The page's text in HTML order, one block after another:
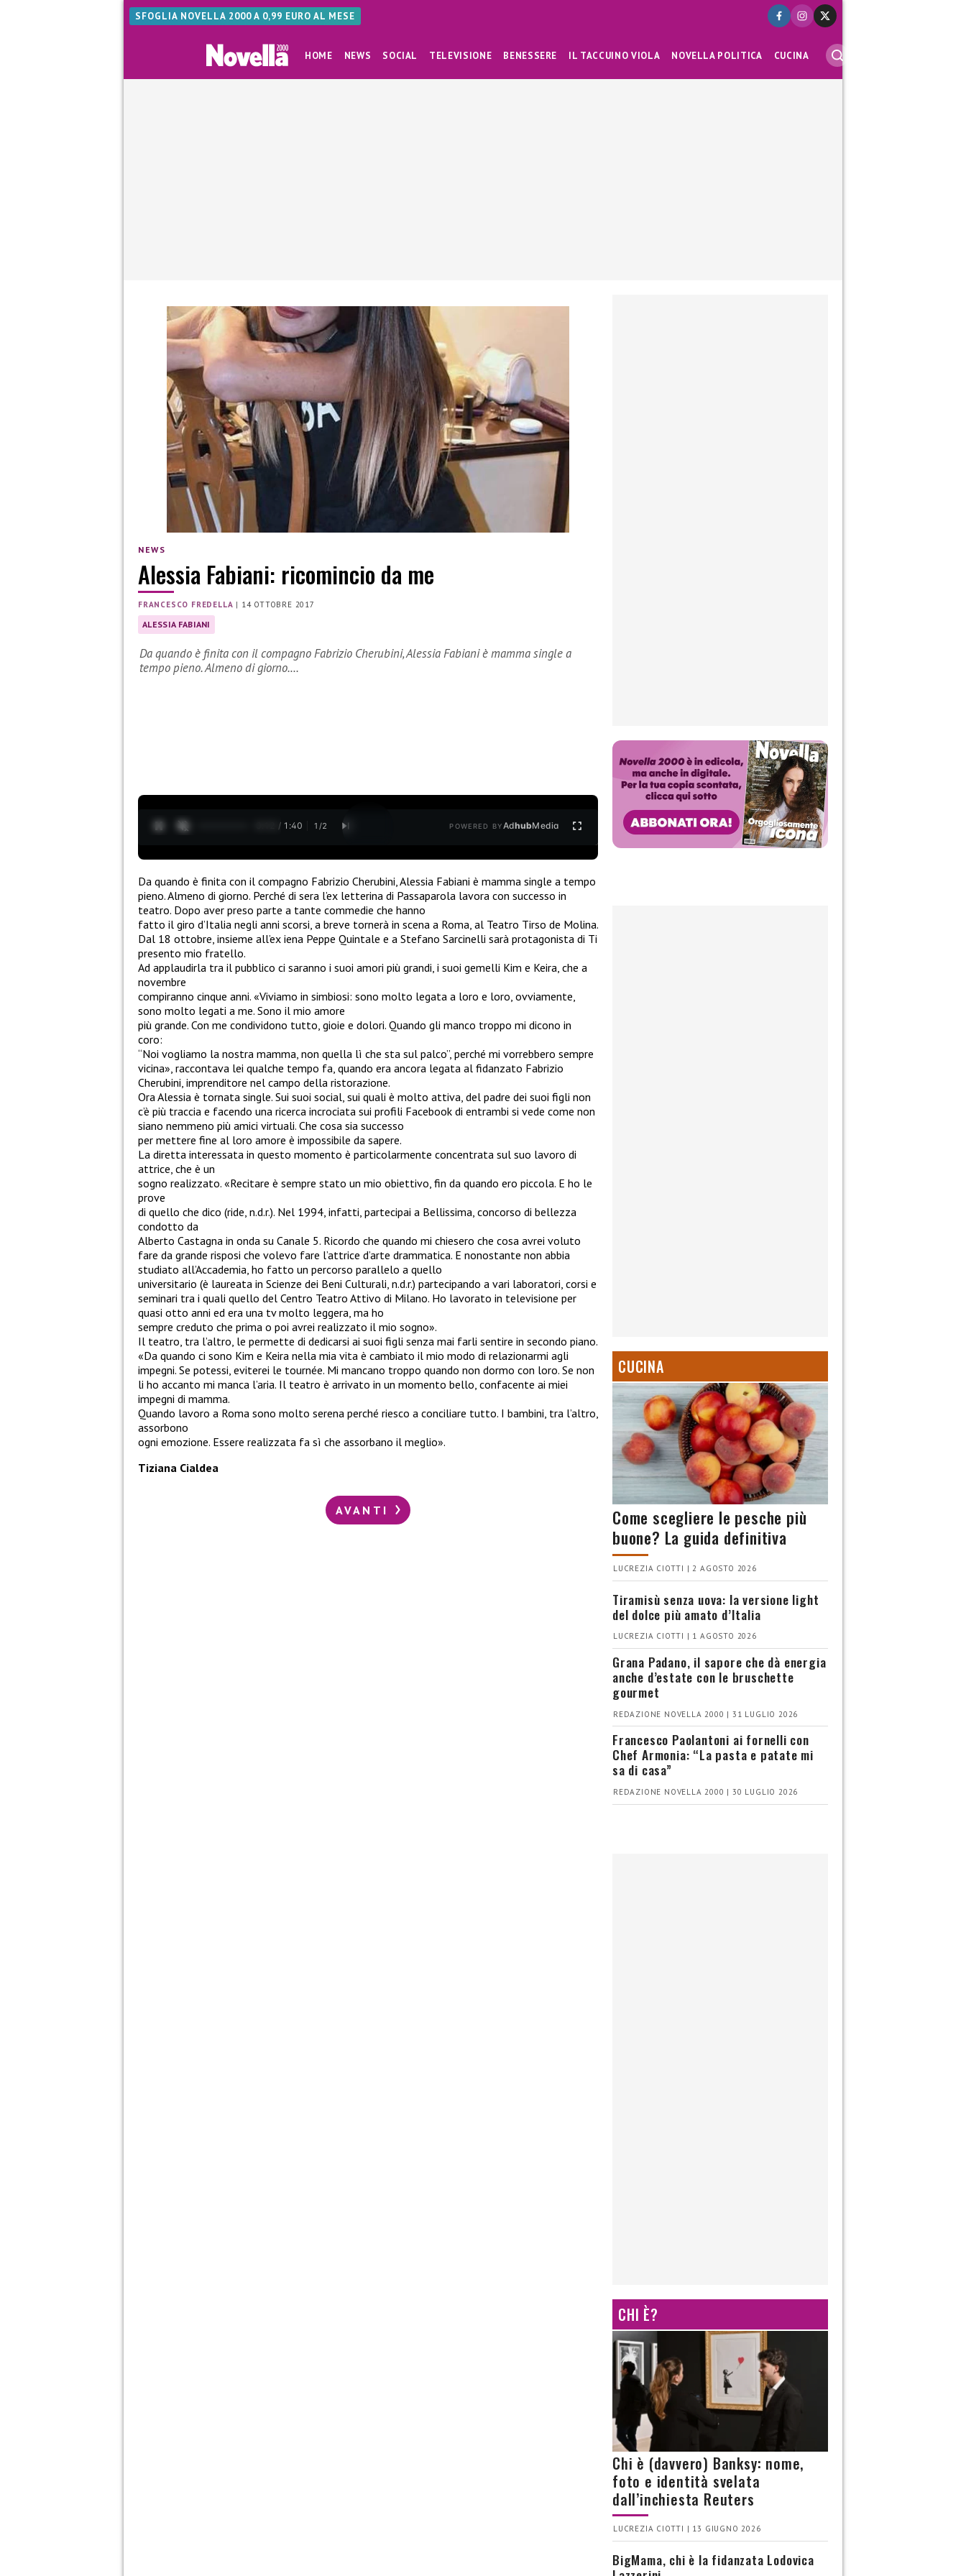
SFOGLIA NOVELLA 2000 A 0,99 EURO AL MESE
HOME NEWS SOCIAL TELEVISIONE BENESSERE IL TACCUINO VIOLA NOVELLA POLITICA CUCINA
NEWS
Alessia Fabiani: ricomincio da me
FRANCESCO FREDELLA | 14 OTTOBRE 2017
ALESSIA FABIANI
Da quando è finita con il compagno Fabrizio Cherubini, Alessia Fabiani è mamma single a
tempo pieno. Almeno di giorno.…
0:13 / 1:40 1 /2 POWERED BYAdhubMedia
Da quando è finita con il compagno Fabrizio Cherubini, Alessia Fabiani è mamma single a tempo
pieno. Almeno di giorno. Perché di sera l’ex letterina di Passaparola lavora con successo in
teatro. Dopo aver preso parte a tante commedie che hanno
fatto il giro d’Italia negli anni scorsi, a breve tornerà in scena a Roma, al Teatro Tirso de Molina.
Dal 18 ottobre, insieme all’ex iena Peppe Quintale e a Stefano Sarcinelli sarà protagonista di Ti
presento mio fratello.
Ad applaudirla tra il pubblico ci saranno i suoi amori più grandi, i suoi gemelli Kim e Keira, che a
novembre
compiranno cinque anni. «Viviamo in simbiosi: sono molto legata a loro e loro, ovviamente,
sono molto legati a me. Sono il mio amore
più grande. Con me condividono tutto, gioie e dolori. Quando gli manco troppo mi dicono in
coro:
“Noi vogliamo la nostra mamma, non quella lì che sta sul palco”, perché mi vorrebbero sempre
vicina», raccontava lei qualche tempo fa, quando era ancora legata al fidanzato Fabrizio
Cherubini, imprenditore nel campo della ristorazione.
Ora Alessia è tornata single. Sui suoi social, sui quali è molto attiva, del padre dei suoi figli non
c’è più traccia e facendo una ricerca incrociata sui profili Facebook di entrambi si vede come non
siano nemmeno più amici virtuali. Che cosa sia successo
per mettere fine al loro amore è impossibile da sapere.
La diretta interessata in questo momento è particolarmente concentrata sul suo lavoro di
attrice, che è un
sogno realizzato. «Recitare è sempre stato un mio obiettivo, fin da quando ero piccola. E ho le
prove
di quello che dico (ride, n.d.r.). Nel 1994, infatti, partecipai a Bellissima, concorso di bellezza
condotto da
Alberto Castagna in onda su Canale 5. Ricordo che quando mi chiesero che cosa avrei voluto
fare da grande risposi che volevo fare l’attrice d’arte drammatica. E nonostante non abbia
studiato all’Accademia, ho fatto un percorso parallelo a quello
universitario (è laureata in Scienze dei Beni Culturali, n.d.r.) partecipando a vari laboratori, corsi e
seminari tra i quali quello del Centro Teatro Attivo di Milano. Ho lavorato in televisione per
quasi otto anni ed era una tv molto leggera, ma ho
sempre creduto che prima o poi avrei realizzato il mio sogno».
Il teatro, tra l’altro, le permette di dedicarsi ai suoi figli senza mai farli sentire in secondo piano.
«Da quando ci sono Kim e Keira nella mia vita è cambiato il mio modo di relazionarmi agli
impegni. Se potessi, eviterei le tournée. Mi mancano troppo quando non dormo con loro. Se non
li ho accanto mi manca l’aria. Il teatro è arrivato in un momento bello, confacente ai miei
impegni di mamma.
Quando lavoro a Roma sono molto serena perché riesco a conciliare tutto. I bambini, tra l’altro,
assorbono
ogni emozione. Essere realizzata fa sì che assorbano il meglio».
Tiziana Cialdea
AVANTI
CUCINA
Come scegliere le pesche più
buone? La guida definitiva
LUCREZIA CIOTTI | 2 AGOSTO 2026
Tiramisù senza uova: la versione light
del dolce più amato d’Italia
LUCREZIA CIOTTI | 1 AGOSTO 2026
Grana Padano, il sapore che dà energia
anche d’estate con le bruschette
gourmet
REDAZIONE NOVELLA 2000 | 31 LUGLIO 2026
Francesco Paolantoni ai fornelli con
Chef Armonia: “La pasta e patate mi
sa di casa”
REDAZIONE NOVELLA 2000 | 30 LUGLIO 2026
CHI È?
Chi è (davvero) Banksy: nome,
foto e identità svelata
dall’inchiesta Reuters
LUCREZIA CIOTTI | 13 GIUGNO 2026
BigMama, chi è la fidanzata Lodovica